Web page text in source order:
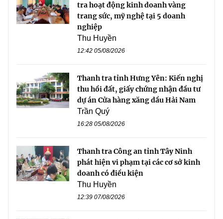
tra hoạt động kinh doanh vàng
trang sức, mỹ nghệ tại 5 doanh
nghiệp
Thu Huyền
12:42 05/08/2026
Thanh tra tỉnh Hưng Yên: Kiến nghị
thu hồi đất, giấy chứng nhận đầu tư
dự án Cửa hàng xăng dầu Hải Nam
Trần Quý
16:28 05/08/2026
Thanh tra Công an tỉnh Tây Ninh
phát hiện vi phạm tại các cơ sở kinh
doanh có điều kiện
Thu Huyền
12:39 07/08/2026